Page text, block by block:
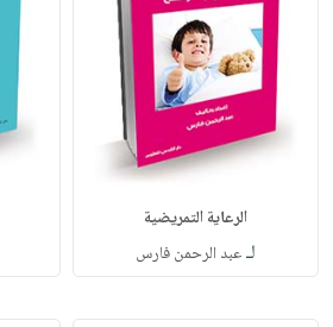
الرعاية التمريضية
لـعبد الرحمن فارس